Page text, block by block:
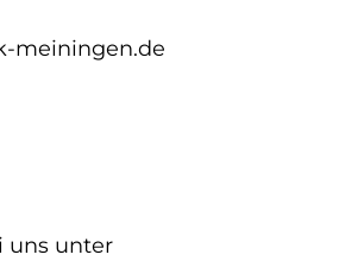
meiningen.de
uns unter